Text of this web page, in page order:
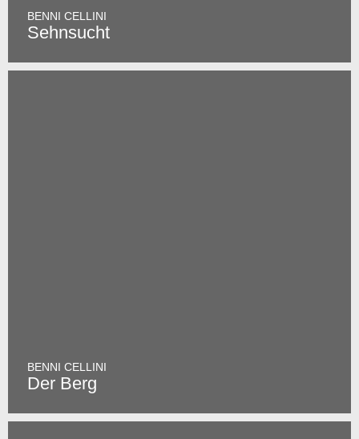
BENNI CELLINI
Sehnsucht
BENNI CELLINI
Der Berg